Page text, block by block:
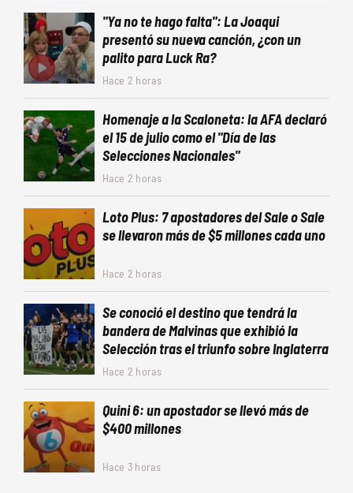
"Ya no te hago falta": La Joaqui
presentó su nueva canción, ¿con un
palito para Luck Ra?
Hace 2 horas
Homenaje a la Scaloneta: la AFA declaró
el 15 de julio como el "Día de las
Selecciones Nacionales"
Hace 2 horas
Loto Plus: 7 apostadores del Sale o Sale
se llevaron más de $5 millones cada uno
Hace 2 horas
Se conoció el destino que tendrá la
bandera de Malvinas que exhibió la
Selección tras el triunfo sobre Inglaterra
Hace 2 horas
Quini 6: un apostador se llevó más de
$400 millones
Hace 3 horas